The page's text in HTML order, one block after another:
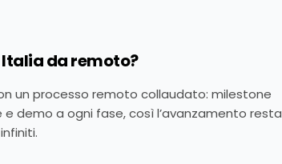
da remoto?
un processo remoto collaudato: milestone
demo a ogni fase, così l’avanzamento resta